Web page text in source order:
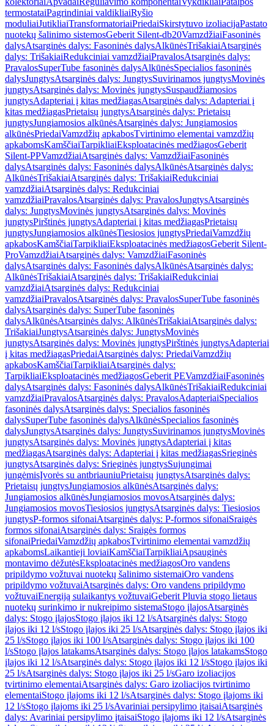
termostataiPagrindiniai valdikliaiRyšio
moduliaiJutikliaiTransformatoriaiPriedaiSkirstytuvo izoliacijaPastato
nuotekų šalinimo sistemosGeberit Silent-db20VamzdžiaiFasoninės
dalysAtsarginės dalys: Fasoninės dalysAlkūnėsTrišakiaiAtsarginės
dalys: TrišakiaiRedukciniai vamzdžiaiPravalosAtsarginės dalys:
PravalosSuperTube fasoninės dalysAlkūnėsSpecialios fasoninės
dalysJungtysAtsarginės dalys: JungtysSuvirinamos jungtysMovinės
jungtysAtsarginės dalys: Movinės jungtysSuspaudžiamosios
jungtysAdapteriai į kitas medžiagasAtsarginės dalys: Adapteriai į
kitas medžiagasPrietaisų jungtysAtsarginės dalys: Prietaisų
jungtysJungiamosios alkūnėsAtsarginės dalys: Jungiamosios
alkūnėsPriedaiVamzdžių apkabosTvirtinimo elementai vamzdžių
apkabomsKamščiaiTarpikliaiEksploatacinės medžiagosGeberit
Silent-PPVamzdžiaiAtsarginės dalys: VamzdžiaiFasoninės
dalysAtsarginės dalys: Fasoninės dalysAlkūnėsAtsarginės dalys:
AlkūnėsTrišakiaiAtsarginės dalys: TrišakiaiRedukciniai
vamzdžiaiAtsarginės dalys: Redukciniai
vamzdžiaiPravalosAtsarginės dalys: PravalosJungtysAtsarginės
dalys: JungtysMovinės jungtysAtsarginės dalys: Movinės
jungtysPirštinės jungtysAdapteriai į kitas medžiagasPrietaisų
jungtysJungiamosios alkūnėsTiesiosios jungtysPriedaiVamzdžių
apkabosKamščiaiTarpikliaiEksploatacinės medžiagosGeberit Silent-
ProVamzdžiaiAtsarginės dalys: VamzdžiaiFasoninės
dalysAtsarginės dalys: Fasoninės dalysAlkūnėsAtsarginės dalys:
AlkūnėsTrišakiaiAtsarginės dalys: TrišakiaiRedukciniai
vamzdžiaiAtsarginės dalys: Redukciniai
vamzdžiaiPravalosAtsarginės dalys: PravalosSuperTube fasoninės
dalysAtsarginės dalys: SuperTube fasoninės
dalysAlkūnėsAtsarginės dalys: AlkūnėsTrišakiaiAtsarginės dalys:
TrišakiaiJungtysAtsarginės dalys: JungtysMovinės
jungtysAtsarginės dalys: Movinės jungtysPirštinės jungtysAdapteriai
į kitas medžiagasPriedaiAtsarginės dalys: PriedaiVamzdžių
apkabosKamščiaiTarpikliaiAtsarginės dalys:
TarpikliaiEksploatacinės medžiagosGeberit PEVamzdžiaiFasoninės
dalysAtsarginės dalys: Fasoninės dalysAlkūnėsTrišakiaiRedukciniai
vamzdžiaiPravalosAtsarginės dalys: PravalosAdapteriaiSpecialios
fasoninės dalysAtsarginės dalys: Specialios fasoninės
dalysSuperTube fasoninės dalysAlkūnėsSpecialios fasoninės
dalysJungtysAtsarginės dalys: JungtysSuvirinamos jungtysMovinės
jungtysAtsarginės dalys: Movinės jungtysAdapteriai į kitas
medžiagasAtsarginės dalys: Adapteriai į kitas medžiagasSrieginės
jungtysAtsarginės dalys: Srieginės jungtysSujungimai
jungėmisĮvorės su antbriauniuPrietaisų jungtysAtsarginės dalys:
Prietaisų jungtysJungiamosios alkūnėsAtsarginės dalys:
Jungiamosios alkūnėsJungiamosios movosAtsarginės dalys:
Jungiamosios movosTiesiosios jungtysAtsarginės dalys: Tiesiosios
jungtysP-formos sifonaiAtsarginės dalys: P-formos sifonaiSraigės
formos sifonaiAtsarginės dalys: Sraigės formos
sifonaiPriedaiVamzdžių apkabosTvirtinimo elementai vamzdžių
apkabomsLaikantieji loviaiKamščiaiTarpikliaiApsauginės
montavimo dėžutėsEksploatacinės medžiagosOro vandens
pripildymo vožtuvai nuotekų šalinimo sistemaiOro vandens
pripildymo vožtuvaiAtsarginės dalys: Oro vandens pripildymo
vožtuvaiEnergiją sulaikantys vožtuvaiGeberit Pluvia stogo lietaus
nuotekų surinkimo ir nukreipimo sistemaStogo įlajosAtsarginės
dalys: Stogo įlajosStogo įlajos iki 12 l/sAtsarginės dalys: Stogo
įlajos iki 12 l/sStogo įlajos iki 25 l/sAtsarginės dalys: Stogo įlajos iki
25 l/sStogo įlajos iki 100 l/sAtsarginės dalys: Stogo įlajos iki 100
l/sStogo įlajos latakamsAtsarginės dalys: Stogo įlajos latakamsStogo
įlajos iki 12 l/sAtsarginės dalys: Stogo įlajos iki 12 l/sStogo įlajos iki
25 l/sAtsarginės dalys: Stogo įlajos iki 25 l/sGaro izoliacijos
tvirtinimo elementaiAtsarginės dalys: Garo izoliacijos tvirtinimo
elementaiStogo įlajoms iki 12 l/sAtsarginės dalys: Stogo įlajoms iki
12 l/sStogo įlajoms iki 25 l/sAvariniai persipylimo įtaisaiAtsarginės
dalys: Avariniai persipylimo įtaisaiStogo įlajoms iki 12 l/sAtsarginės